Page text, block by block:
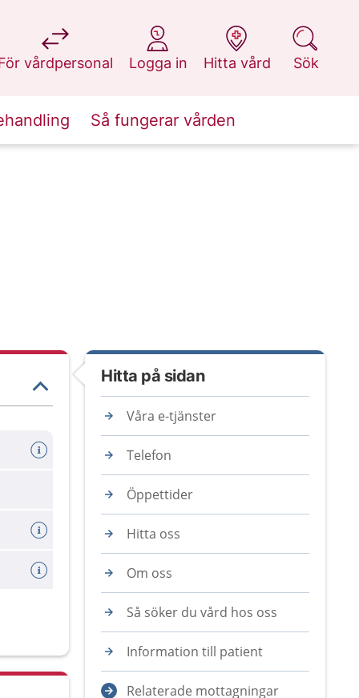
vårdpersonal
på 1177.se
Logga in
på 1177.se
Hitta vård
på 1177.se
Sök
på 1177.se
Så fungerar vården
Hitta på sidan
Våra e-tjänster
Telefon
Öppettider
Hitta oss
Om oss
Så söker du vård hos oss
Information till patient
Relaterade mottagningar